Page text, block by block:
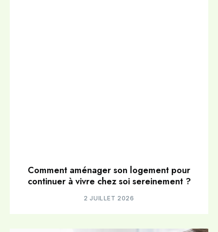
Comment aménager son logement pour
continuer à vivre chez soi sereinement ?
2 JUILLET 2026